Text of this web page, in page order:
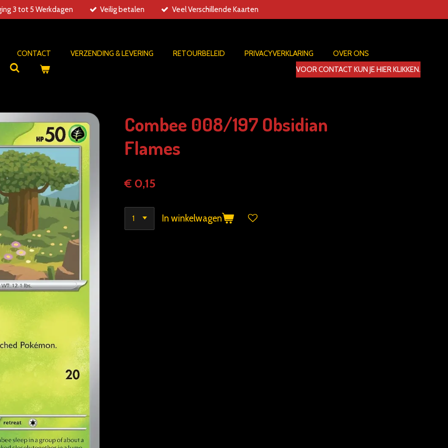
3 tot 5 Werkdagen Veilig betalen Veel Verschillende Kaarten
CONTACT VERZENDING & LEVERING RETOURBELEID PRIVACYVERKLARING
OVER ONS
VOOR CONTACT KUN JE HIER KLIKKEN.
Combee 008/197 Obsidian
Flames
€ 0,15
In winkelwagen